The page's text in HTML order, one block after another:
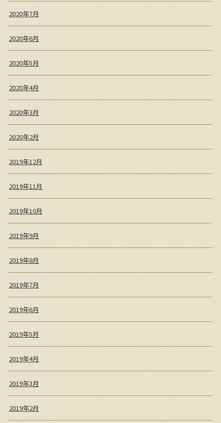
2020年7月
2020年6月
2020年5月
2020年4月
2020年3月
2020年2月
2019年12月
2019年11月
2019年10月
2019年9月
2019年8月
2019年7月
2019年6月
2019年5月
2019年4月
2019年3月
2019年2月